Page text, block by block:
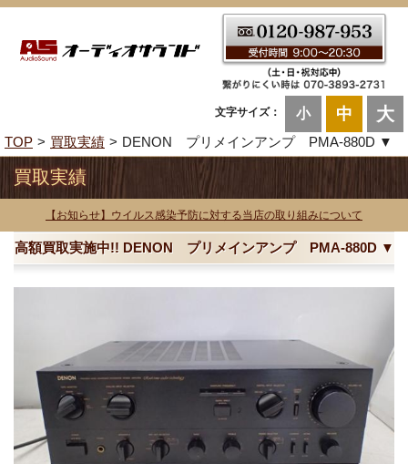
文字サイズ： 小 中 大
TOP 買取実績 DENON プリメインアンプ PMA-880D ▼
買取実績
【お知らせ】ウイルス感染予防に対する当店の取り組みについて
高額買取実施中!! DENON プリメインアンプ PMA-880D ▼